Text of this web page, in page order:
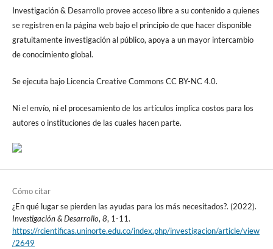
Investigación & Desarrollo provee acceso libre a su contenido a quienes
se registren en la página web bajo el principio de que hacer disponible
gratuitamente investigación al público, apoya a un mayor intercambio
de conocimiento global.
Se ejecuta bajo Licencia Creative Commons CC BY-NC 4.0.
Ni el envío, ni el procesamiento de los artículos implica costos para los
autores o instituciones de las cuales hacen parte.
Cómo citar
¿En qué lugar se pierden las ayudas para los más necesitados?. (2022).
Investigación & Desarrollo,8, 1-11.
https://rcientificas.uninorte.edu.co/index.php/investigacion/article/view
/2649